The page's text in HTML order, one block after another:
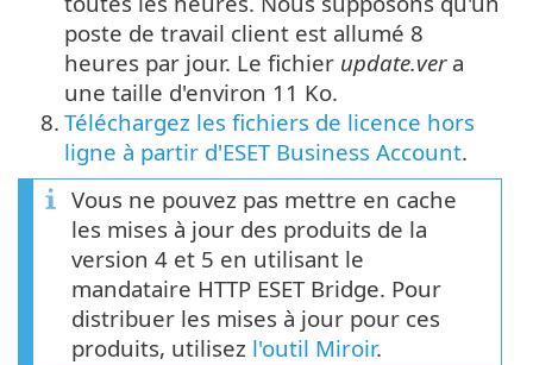
poste de travail client est allumé 8
heures par jour. Le fichier update.vera
une taille d'environ 11 Ko.
8. Téléchargez les fichiers de licence hors
ligne à partir d'ESET Business Account.
Vous ne pouvez pas mettre en cache
les mises à jour des produits de la
version 4 et 5 en utilisant le
mandataire HTTP ESET Bridge. Pour
distribuer les mises à jour pour ces
produits, utilisez l'outil Miroir.